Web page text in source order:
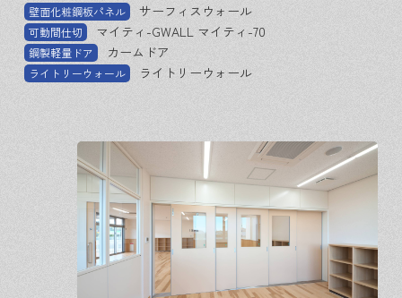
壁面化粧鋼板パネル サーフィスウォール
可動間仕切 マイティ-GWALL マイティ-70
鋼製軽量ドア カームドア
ライトリーウォール ライトリーウォール